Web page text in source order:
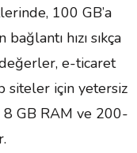
100 GB’a
hızı sıkça
e-ticaret
siteler için yetersiz
GB RAM ve 200-